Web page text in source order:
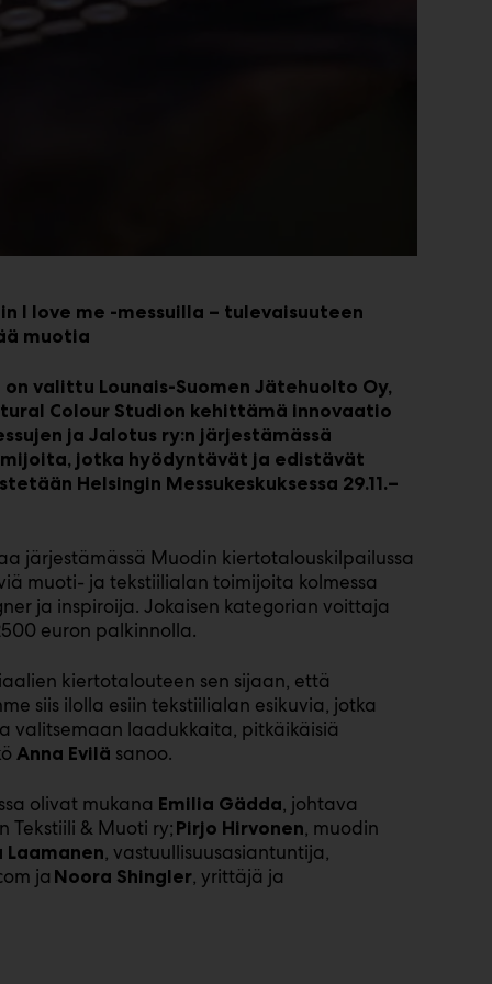
love me -messuilla – tulevaisuuteen
muotia
valittu Lounais-Suomen Jätehuolto Oy,
Colour Studion kehittämä innovaatio
ja Jalotus ry:n järjestämässä
jotka hyödyntävät ja edistävät
Helsingin Messukeskuksessa 29.11.–
järjestämässä Muodin kiertotalouskilpailussa
muoti- ja tekstiilialan toimijoita kolmessa
ja inspiroija. Jokaisen kategorian voittaja
euron palkinnolla.
kiertotalouteen sen sijaan, että
siis ilolla esiin tekstiilialan esikuvia, jotka
valitsemaan laadukkaita, pitkäikäisiä
Anna Evilä sanoo.
olivat mukana Emilia Gädda, johtava
Tekstiili & Muoti ry; Pirjo Hirvonen, muodin
Laamanen, vastuullisuusasiantuntija,
ja Noora Shingler, yrittäjä ja